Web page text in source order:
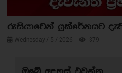
රුසියාවෙන් යුක්රේනයට
Wednesday / 5 / 2026 379